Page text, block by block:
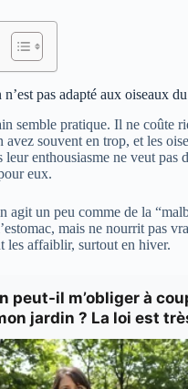
pas adapté aux oiseaux
semble pratique. Il ne coûte
avez souvent en trop, et les
enthousiasme ne veut pas
eux.
agit un peu comme de la
mais ne nourrit pas
les affaiblir, surtout en hiver.
peut-il m’obliger à
jardin ? La loi est